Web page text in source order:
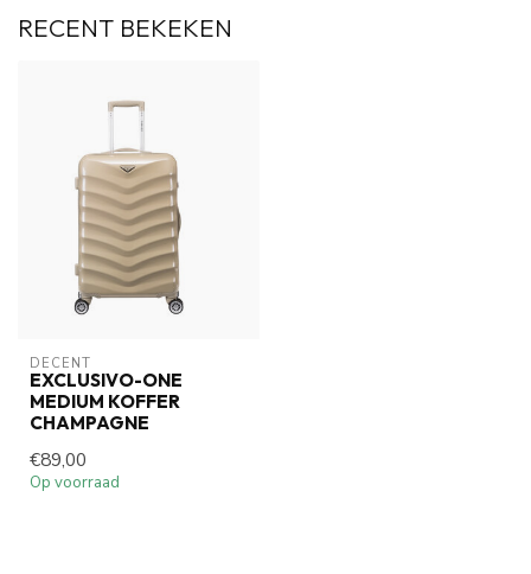
RECENT BEKEKEN
DECENT
EXCLUSIVO-ONE
MEDIUM KOFFER
CHAMPAGNE
€89,00
Op voorraad